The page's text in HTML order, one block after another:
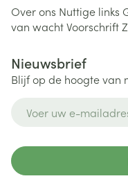
Over ons Nuttige links
van wachtVoorschrift
Nieuwsbrief
Blijf op de hoogte van